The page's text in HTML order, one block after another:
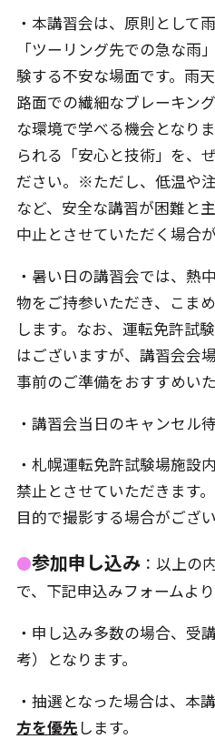
・本講習会は、原則として
「ツーリング先での急な雨
験する不安な場面です。雨
路面での繊細なブレーキン
な環境で学べる機会となり
られる「安心と技術」を、
ださい。※ただし、低温や
など、安全な講習が困難と
中止とさせていただく場合が
・暑い日の講習会では、熱
物をご持参いただき、こま
します。なお、運転免許試
はございますが、講習会会
事前のご準備をおすすめいた
・講習会当日のキャンセル
・札幌運転免許試験場施設
禁止とさせていただきます
目的で撮影する場合がござい
●参加申し込み：以上の
で、下記申込みフォームよ
・申し込み多数の場合、受
考）となります。
・抽選となった場合は、本
方を優先 します。